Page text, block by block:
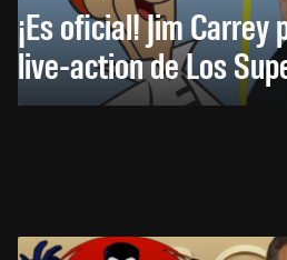
¡Es oficial! Jim
live-action de Los